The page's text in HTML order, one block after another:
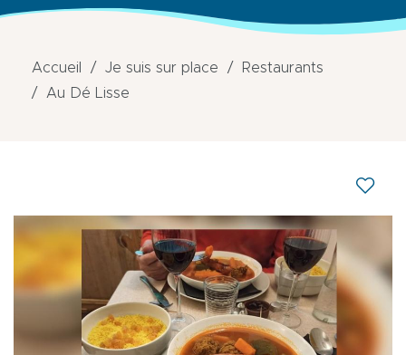
Accueil Je suis sur place
Restaurants
Au Dé Lisse